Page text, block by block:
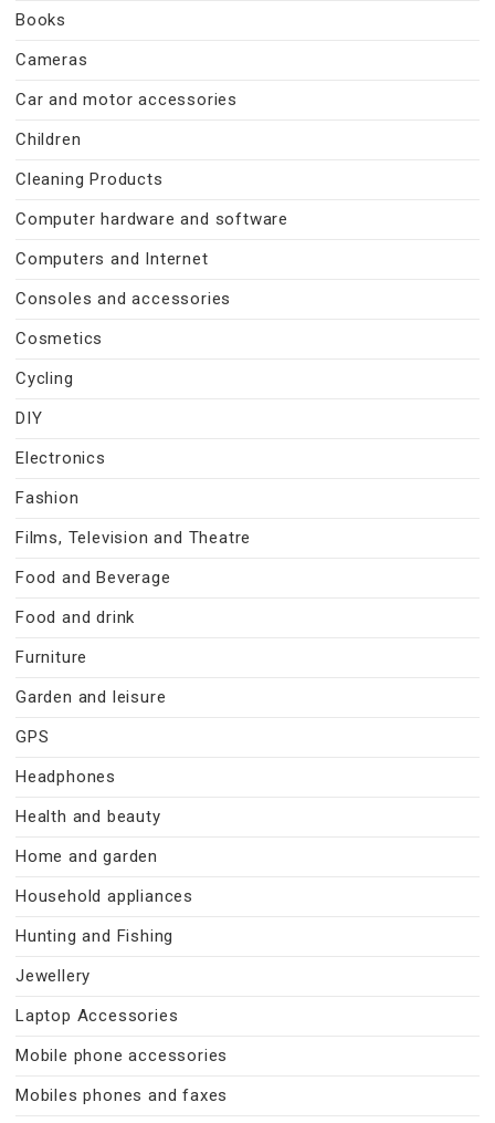
Books
Cameras
Car and motor accessories
Children
Cleaning Products
Computer hardware and software
Computers and Internet
Consoles and accessories
Cosmetics
Cycling
DIY
Electronics
Fashion
Films, Television and Theatre
Food and Beverage
Food and drink
Furniture
Garden and leisure
GPS
Headphones
Health and beauty
Home and garden
Household appliances
Hunting and Fishing
Jewellery
Laptop Accessories
Mobile phone accessories
Mobiles phones and faxes